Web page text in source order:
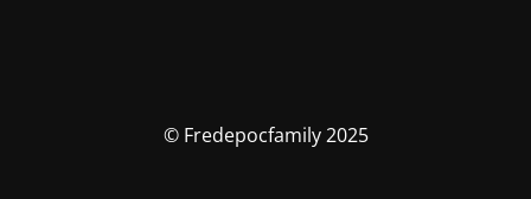
© Fredepocfamily 2025